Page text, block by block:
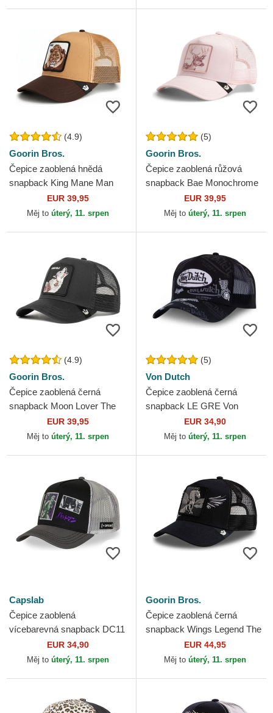
(4.9)
Goorin Bros.
Čepice zaoblená hnědá
snapback King Mane Man
The Farm Goorin Bros.
EUR 39,95
Měj to úterý, 11. srpen
(5)
Goorin Bros.
Čepice zaoblená růžová
snapback Bae Monochrome
The Farm Goorin Bros.
EUR 39,95
Měj to úterý, 11. srpen
(4.9)
Goorin Bros.
Čepice zaoblená černá
snapback Moon Lover The
Farm Goorin Bros.
EUR 39,95
Měj to úterý, 11. srpen
(5)
Von Dutch
Čepice zaoblená černá
snapback LE GRE Von
EUR 34,90
Měj to úterý, 11. srpen
Capslab
Čepice zaoblená
vícebarevná snapback DC11
JOKB Joker DC Comics
Capslab
EUR 34,90
Měj to úterý, 11. srpen
Goorin Bros.
Čepice zaoblená černá
snapback Wings Legend The
Farm Goorin Bros.
EUR 44,95
Měj to úterý, 11. srpen